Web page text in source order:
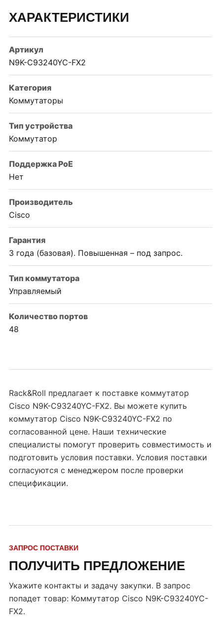
ХАРАКТЕРИСТИКИ
Артикул
N9K-C93240YC-FX2
Категория
Коммутаторы
Тип устройства
Коммутатор
Поддержка PoE
Нет
Производитель
Cisco
Гарантия
3 года (базовая). Повышенная – под запрос.
Тип коммутатора
Управляемый
Количество портов
48
Rack&Roll предлагает к поставке коммутатор
Cisco N9K-C93240YC-FX2. Вы можете купить
коммутатор Cisco N9K-C93240YC-FX2 по
согласованной цене. Наши технические
специалисты помогут проверить совместимость и
подготовить условия поставки. Условия поставки
согласуются с менеджером после проверки
спецификации.
ЗАПРОС ПОСТАВКИ
ПОЛУЧИТЬ ПРЕДЛОЖЕНИЕ
Укажите контакты и задачу закупки. В запрос
попадет товар: Коммутатор Cisco N9K-C93240YC-
FX2.